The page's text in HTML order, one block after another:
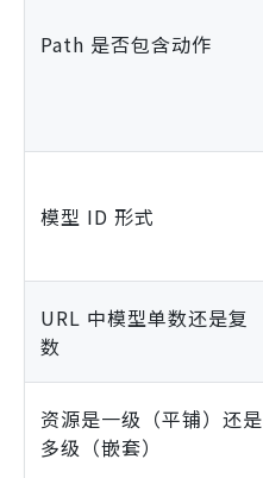
Path 是否包含动作
模型 ID 形式
URL 中模型单数还是复
数
资源是一级（平铺）还是
多级（嵌套）